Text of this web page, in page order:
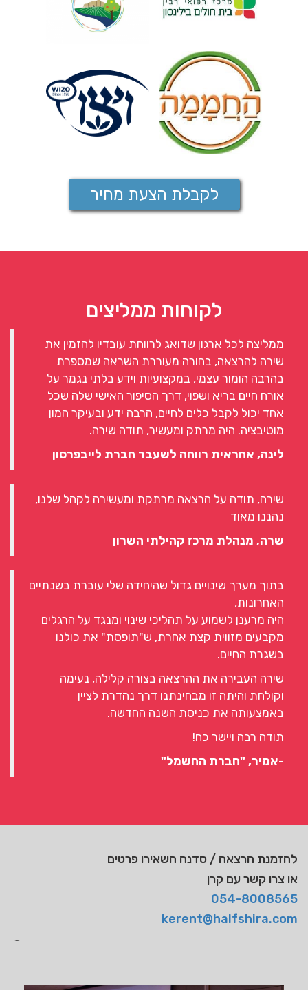
לקבלת הצעת מחיר
לקוחות ממליצים
ממליצה לכל ארגון שדואג לרווחת עובדיו להזמין את
שירה להרצאה, בחורה מעוררת השראה שמספרת
בהרבה הומור עצמי, במקצועיות וידע בלתי נגמר על
אורח חיים בריא ושפוי, דרך הסיפור האישי שלה שכל
אחד יכול לקבל כלים לחיים, הרבה ידע ובעיקר המון
מוטיבציה. היה מרתק ומעשיר, תודה שירה.
לינה, אחראית רווחה לשעבר חברת לייבפרסון
שירה, תודה על הרצאה מרתקת ומעשירה לקהל שלנו,
נהננו מאוד
שרה, מנהלת מרכז קהילתי השרון
בתוך מערך שינויים גדול שהיחידה שלי עוברת בשנתיים
האחרונות,
היה מרענן לשמוע על תהליכי שינוי ומנגד על הרגלים
מקבעים מזווית קצת אחרת, ש"תופסת" את כולנו
בשגרת החיים.
שירה העבירה את ההרצאה בצורה קלילה, נעימה
וקולחת והיתה זו מבחינתנו דרך נהדרת לציין
באמצעותה את כניסת השנה החדשה.
תודה רבה ויישר כח!
-אמיר, "חברת החשמל"
להזמנת הרצאה / סדנה השאירו פרטים
או צרו קשר עם קרן
054-8008565
kerent@halfshira.com